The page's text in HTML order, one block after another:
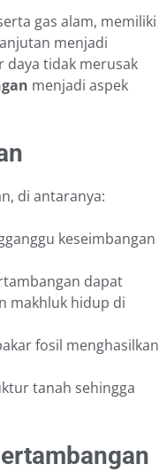
gas alam, memiliki
menjadi
daya tidak merusak
menjadi aspek
di antaranya:
keseimbangan
dapat
makhluk hidup di
fosil menghasilkan
tanah sehingga